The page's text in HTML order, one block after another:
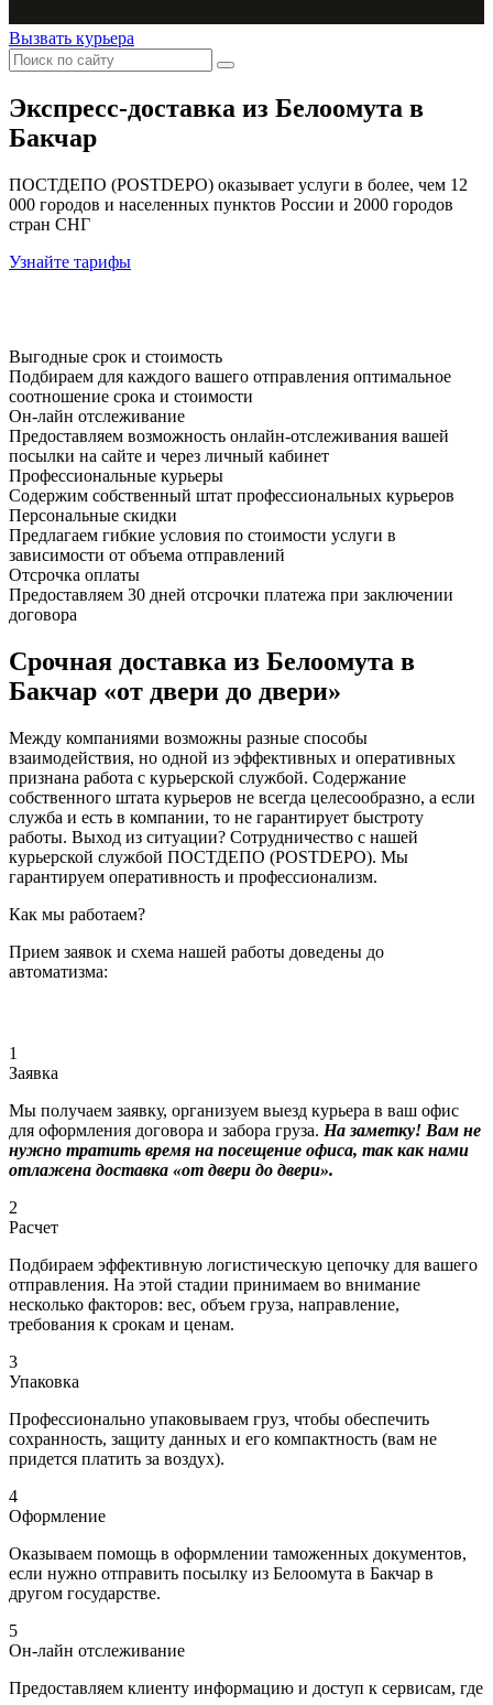
Вызвать курьера
Экспресс-доставка из Белоомута в
Бакчар
ПОСТДЕПО (POSTDEPO) оказывает услуги в более, чем 12
000 городов и населенных пунктов России и 2000 городов
стран СНГ
Узнайте тарифы
Выгодные срок и стоимость
Подбираем для каждого вашего отправления оптимальное
соотношение срока и стоимости
Он-лайн отслеживание
Предоставляем возможность онлайн-отслеживания вашей
посылки на сайте и через личный кабинет
Профессиональные курьеры
Содержим собственный штат профессиональных курьеров
Персональные скидки
Предлагаем гибкие условия по стоимости услуги в
зависимости от объема отправлений
Отсрочка оплаты
Предоставляем 30 дней отсрочки платежа при заключении
договора
Срочная доставка из Белоомута в
Бакчар «от двери до двери»
Между компаниями возможны разные способы
взаимодействия, но одной из эффективных и оперативных
признана работа с курьерской службой. Содержание
собственного штата курьеров не всегда целесообразно, а если
служба и есть в компании, то не гарантирует быстроту
работы. Выход из ситуации? Сотрудничество с нашей
курьерской службой ПОСТДЕПО (POSTDEPO). Мы
гарантируем оперативность и профессионализм.
Как мы работаем?
Прием заявок и схема нашей работы доведены до
автоматизма:
1
Заявка
Мы получаем заявку, организуем выезд курьера в ваш офис
для оформления договора и забора груза. На заметку! Вам не
нужно тратить время на посещение офиса, так как нами
отлажена доставка «от двери до двери».
2
Расчет
Подбираем эффективную логистическую цепочку для вашего
отправления. На этой стадии принимаем во внимание
несколько факторов: вес, объем груза, направление,
требования к срокам и ценам.
3
Упаковка
Профессионально упаковываем груз, чтобы обеспечить
сохранность, защиту данных и его компактность (вам не
придется платить за воздух).
4
Оформление
Оказываем помощь в оформлении таможенных документов,
если нужно отправить посылку из Белоомута в Бакчар в
другом государстве.
5
Он-лайн отслеживание
Предоставляем клиенту информацию и доступ к сервисам, где